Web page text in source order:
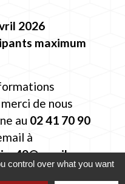
2026
maximum
de nous
au 02 41 70 90
à
.
control over what you want